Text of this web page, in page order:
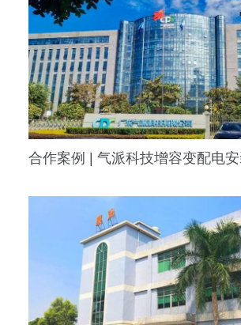
合作案例 | 气派科技增容变配电